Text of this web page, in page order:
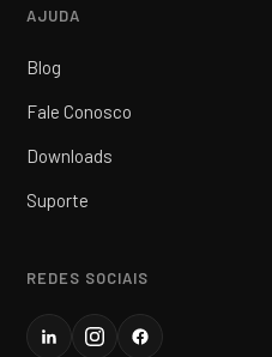
AJUDA
Blog
Fale Conosco
Downloads
Suporte
REDES SOCIAIS